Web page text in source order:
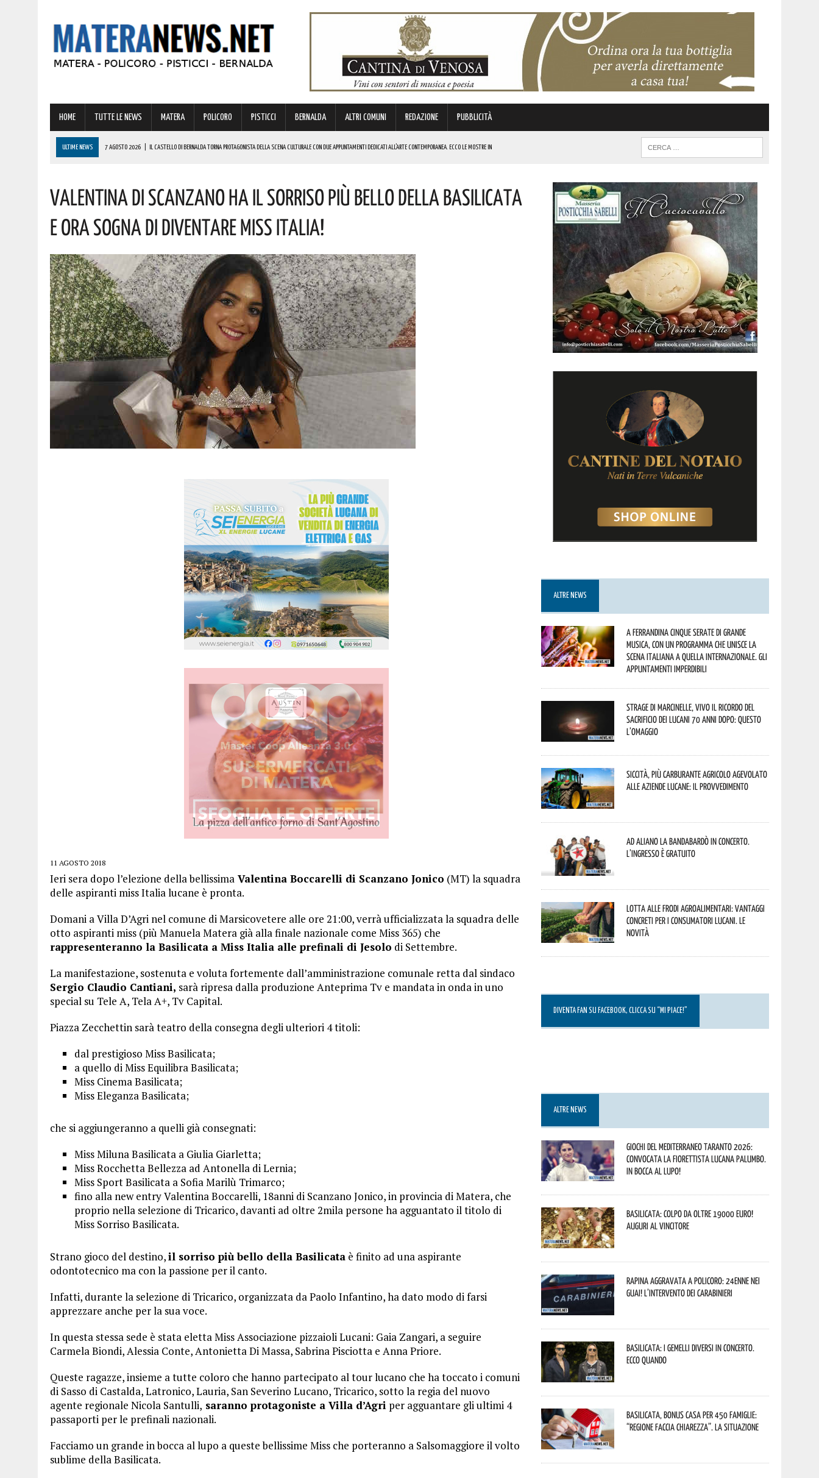
HOME TUTTE LE NEWS MATERA POLICORO PISTICCI BERNALDA ALTRI COMUNI REDAZIONE PUBBLICITÀ
ULTIME NEWS 7 AGOSTO 2026 IL CASTELLO DI BERNALDA TORNA PROTAGONISTA DELLA SCENA CULTURALE CON DUE APPUNTAMENTI DEDICATI ALL’ARTE CONTEMPORANEA. ECCO LE MOSTRE IN
A FERRANDINA LORENA, DIPLOMATASI CON IL MASSIMO DEI VOTI, RICEVE UNA BORSA DI STUDIO DEL VALORE DI 800 EURO! COMPLIMENTI
7 AGOSTO 2026 A GRASSANO FERVONO I PREPARATIVI PER LA RIEVOCAZIONE STORICA “I CAVALIERI DI MALTA”. ECCO IL PROGRAMMA
7 AGOSTO 2026 BERNALDA: IL SUGGESTIVO SCENARIO DELLE TAVOLE PALATINE FARÀ DA CORNICE ALLO SPETTACOLO DI ROSMY, UN EMOZIONANTE VIAGGIO TRA MUSICA E PAROLE. I DETTAGLI
VALENTINA DI SCANZANO HA IL SORRISO PIÙ BELLO DELLA BASILICATA
E ORA SOGNA DI DIVENTARE MISS ITALIA!
11 AGOSTO 2018
Ieri sera dopo l’elezione della bellissima Valentina Boccarelli di Scanzano Jonico (MT) la squadra
delle aspiranti miss Italia lucane è pronta.
Domani a Villa D’Agri nel comune di Marsicovetere alle ore 21:00, verrà ufficializzata la squadra delle
otto aspiranti miss (più Manuela Matera già alla finale nazionale come Miss 365) che
rappresenteranno la Basilicata a Miss Italia alle prefinali di Jesolo di Settembre.
La manifestazione, sostenuta e voluta fortemente dall’amministrazione comunale retta dal sindaco
Sergio Claudio Cantiani, sarà ripresa dalla produzione Anteprima Tv e mandata in onda in uno
special su Tele A, Tela A+, Tv Capital.
Piazza Zecchettin sarà teatro della consegna degli ulteriori 4 titoli:
dal prestigioso Miss Basilicata;
a quello di Miss Equilibra Basilicata;
Miss Cinema Basilicata;
Miss Eleganza Basilicata;
che si aggiungeranno a quelli già consegnati:
Miss Miluna Basilicata a Giulia Giarletta;
Miss Rocchetta Bellezza ad Antonella di Lernia;
Miss Sport Basilicata a Sofia Marilù Trimarco;
fino alla new entry Valentina Boccarelli, 18anni di Scanzano Jonico, in provincia di Matera, che
proprio nella selezione di Tricarico, davanti ad oltre 2mila persone ha agguantato il titolo di
Miss Sorriso Basilicata.
Strano gioco del destino,il sorriso più bello della Basilicata è finito ad una aspirante
odontotecnico ma con la passione per il canto.
Infatti, durante la selezione di Tricarico, organizzata da Paolo Infantino, ha dato modo di farsi
apprezzare anche per la sua voce.
In questa stessa sede è stata eletta Miss Associazione pizzaioli Lucani: Gaia Zangari, a seguire
Carmela Biondi, Alessia Conte, Antonietta Di Massa, Sabrina Pisciotta e Anna Priore.
Queste ragazze, insieme a tutte coloro che hanno partecipato al tour lucano che ha toccato i comuni
di Sasso di Castalda, Latronico, Lauria, San Severino Lucano, Tricarico, sotto la regia del nuovo
agente regionale Nicola Santulli, saranno protagoniste a Villa d’Agri per agguantare gli ultimi 4
passaporti per le prefinali nazionali.
Facciamo un grande in bocca al lupo a queste bellissime Miss che porteranno a Salsomaggiore il volto
sublime della Basilicata.
ALTRE NEWS
A Ferrandina cinque serate di grande
musica, con un programma che unisce la
scena italiana a quella internazionale. Gli
appuntamenti imperdibili
Strage di Marcinelle, vivo il ricordo del
sacrificio dei lucani 70 anni dopo: questo
l’omaggio
Siccità, più carburante agricolo agevolato
alle aziende lucane: il provvedimento
Ad Aliano la Bandabardò in concerto.
L’ingresso è gratuito
Lotta alle frodi agroalimentari: vantaggi
concreti per i consumatori lucani. Le
novità
DIVENTA FAN SU FACEBOOK, CLICCA SU “MI PIACE!”
ALTRE NEWS
Giochi del Mediterraneo Taranto 2026:
convocata la fiorettista lucana Palumbo.
In bocca al lupo!
Basilicata: colpo da oltre 19000 Euro!
Auguri al vincitore
Rapina aggravata a Policoro: 24enne nei
guai! L’intervento dei Carabinieri
Basilicata: i Gemelli DiVersi in concerto.
Ecco quando
Basilicata, Bonus casa per 450 famiglie:
“Regione faccia chiarezza”. La situazione